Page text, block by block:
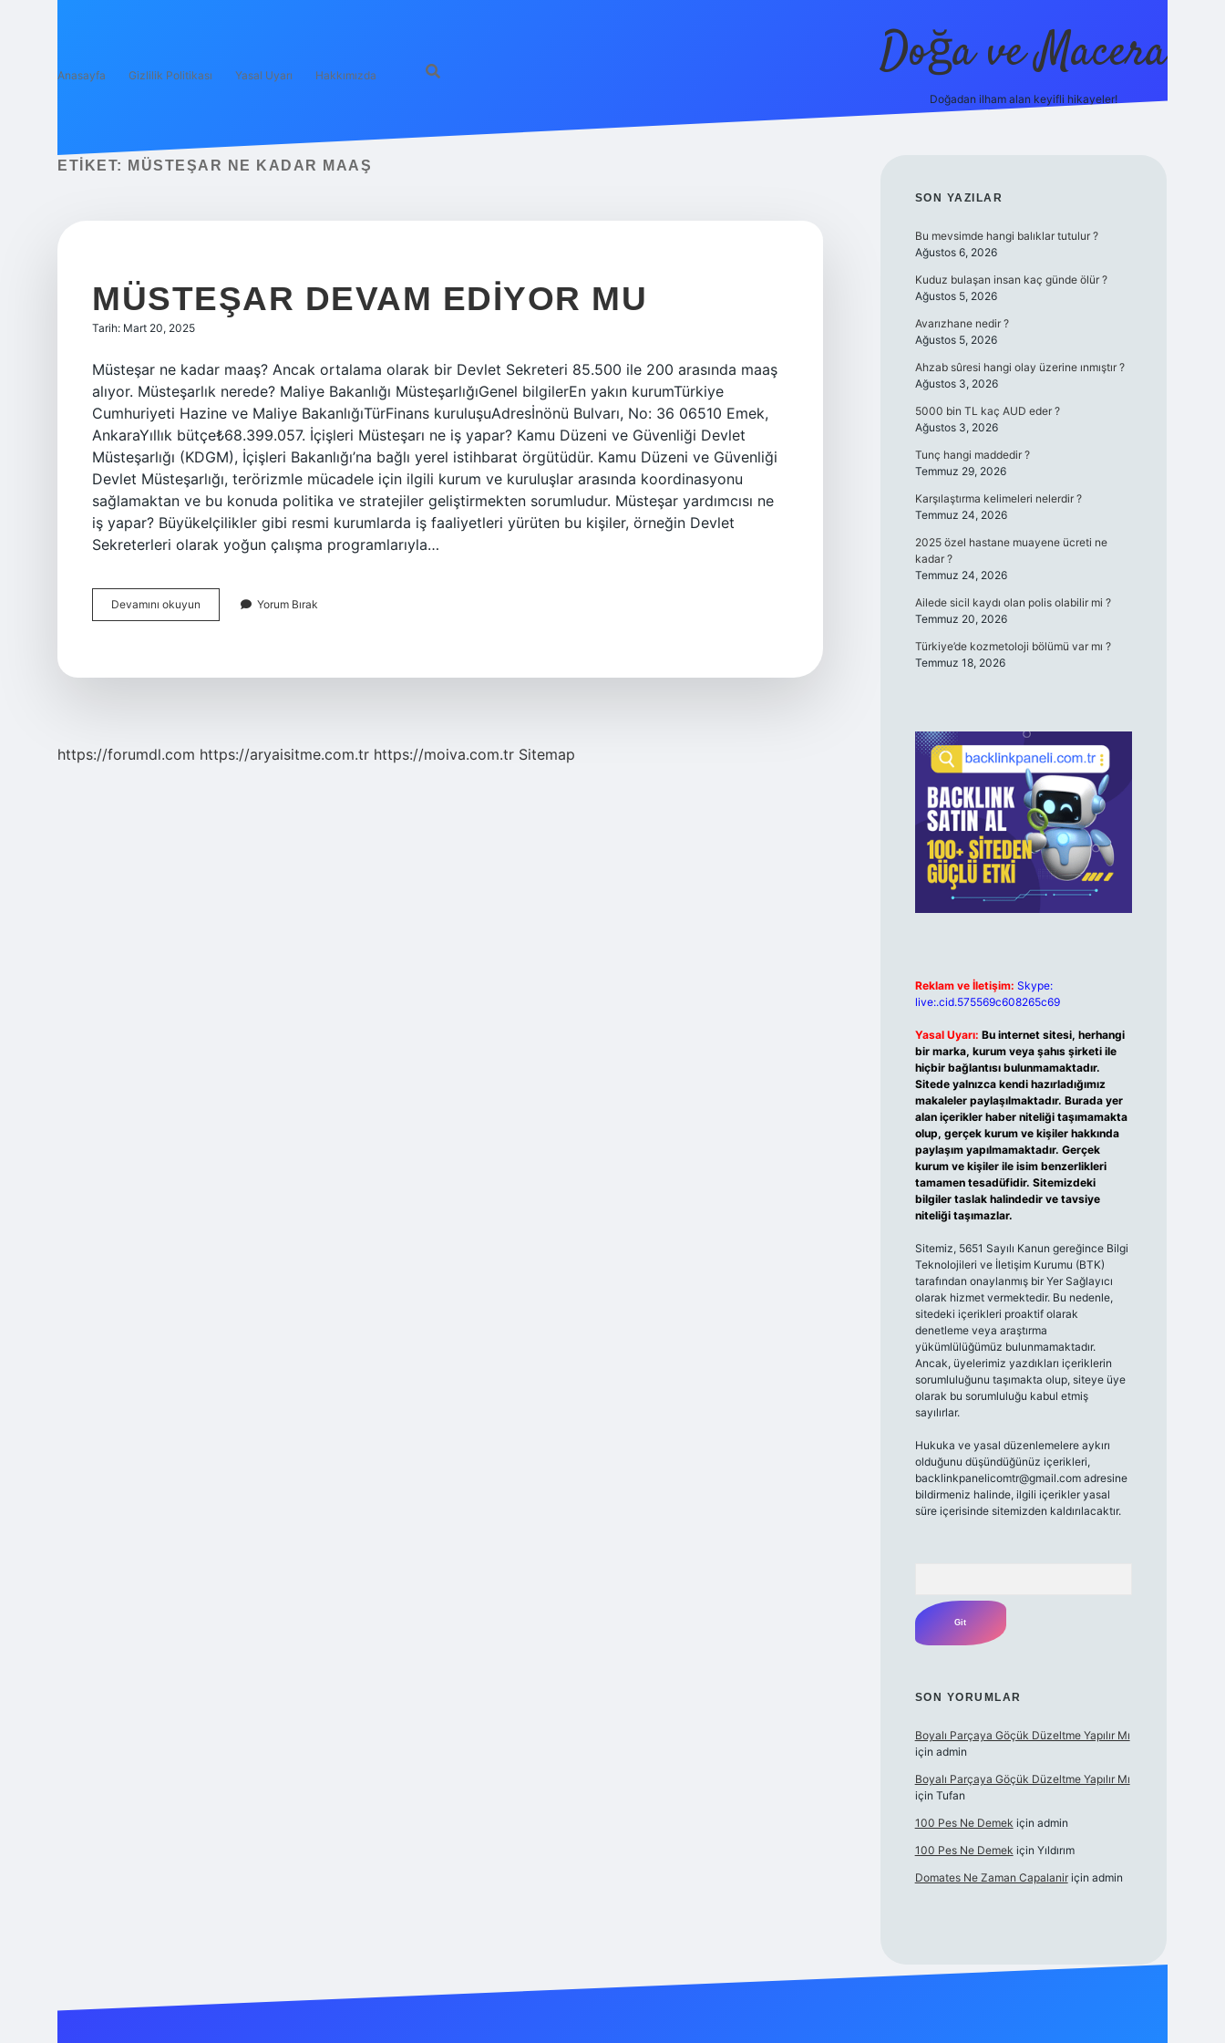
Anasayfa Gizlilik Politikası Yasal Uyarı Hakkımızda Doğa ve Macera
Doğadan ilham alan keyifli hikayeler!
ETIKET: MÜSTEŞAR NE KADAR MAAŞ
MÜSTEŞAR DEVAM EDIYOR MU
Tarih: Mart 20, 2025
Müsteşar ne kadar maaş? Ancak ortalama olarak bir Devlet Sekreteri 85.500 ile 200 arasında maaş
alıyor. Müsteşarlık nerede? Maliye Bakanlığı MüsteşarlığıGenel bilgilerEn yakın kurumTürkiye
Cumhuriyeti Hazine ve Maliye BakanlığıTürFinans kuruluşuAdresİnönü Bulvarı, No: 36 06510 Emek,
AnkaraYıllık bütçe₺68.399.057. İçişleri Müsteşarı ne iş yapar? Kamu Düzeni ve Güvenliği Devlet
Müsteşarlığı (KDGM), İçişleri Bakanlığı’na bağlı yerel istihbarat örgütüdür. Kamu Düzeni ve Güvenliği
Devlet Müsteşarlığı, terörizmle mücadele için ilgili kurum ve kuruluşlar arasında koordinasyonu
sağlamaktan ve bu konuda politika ve stratejiler geliştirmekten sorumludur. Müsteşar yardımcısı ne
iş yapar? Büyükelçilikler gibi resmi kurumlarda iş faaliyetleri yürüten bu kişiler, örneğin Devlet
Sekreterleri olarak yoğun çalışma programlarıyla…
Devamını okuyun Müsteşar
Devam
Yorum Bırak
https://forumdl.com https://aryaisitme.com.tr https://moiva.com.tr Sitemap
SIDEBAR
SON YAZILAR
Bu mevsimde hangi balıklar tutulur ?
Ağustos 6, 2026
Kuduz bulaşan insan kaç günde ölür ?
Ağustos 5, 2026
Avarızhane nedir ?
Ağustos 5, 2026
Ahzab sûresi hangi olay üzerine ınmıştır ?
Ağustos 3, 2026
5000 bin TL kaç AUD eder ?
Ağustos 3, 2026
Tunç hangi maddedir ?
Temmuz 29, 2026
Karşılaştırma kelimeleri nelerdir ?
Temmuz 24, 2026
2025 özel hastane muayene ücreti ne
kadar ?
Temmuz 24, 2026
Ailede sicil kaydı olan polis olabilir mi ?
Temmuz 20, 2026
Türkiye’de kozmetoloji bölümü var mı ?
Temmuz 18, 2026
Reklam ve İletişim: Skype:
live:.cid.575569c608265c69
Yasal Uyarı: Bu internet sitesi, herhangi
bir marka, kurum veya şahıs şirketi ile
hiçbir bağlantısı bulunmamaktadır.
Sitede yalnızca kendi hazırladığımız
makaleler paylaşılmaktadır. Burada yer
alan içerikler haber niteliği taşımamakta
olup, gerçek kurum ve kişiler hakkında
paylaşım yapılmamaktadır. Gerçek
kurum ve kişiler ile isim benzerlikleri
tamamen tesadüfidir. Sitemizdeki
bilgiler taslak halindedir ve tavsiye
niteliği taşımazlar.
Sitemiz, 5651 Sayılı Kanun gereğince Bilgi
Teknolojileri ve İletişim Kurumu (BTK)
tarafından onaylanmış bir Yer Sağlayıcı
olarak hizmet vermektedir. Bu nedenle,
sitedeki içerikleri proaktif olarak
denetleme veya araştırma
yükümlülüğümüz bulunmamaktadır.
Ancak, üyelerimiz yazdıkları içeriklerin
sorumluluğunu taşımakta olup, siteye üye
olarak bu sorumluluğu kabul etmiş
sayılırlar.
Hukuka ve yasal düzenlemelere aykırı
olduğunu düşündüğünüz içerikleri,
backlinkpanelicomtr@gmail.comadresine
bildirmeniz halinde, ilgili içerikler yasal
süre içerisinde sitemizden kaldırılacaktır.
SON YORUMLAR
Boyalı Parçaya Göçük Düzeltme Yapılır Mı
için admin
Boyalı Parçaya Göçük Düzeltme Yapılır Mı
için Tufan
100 Pes Ne Demek için admin
100 Pes Ne Demek için Yıldırım
Domates Ne Zaman Capalaniriçin admin